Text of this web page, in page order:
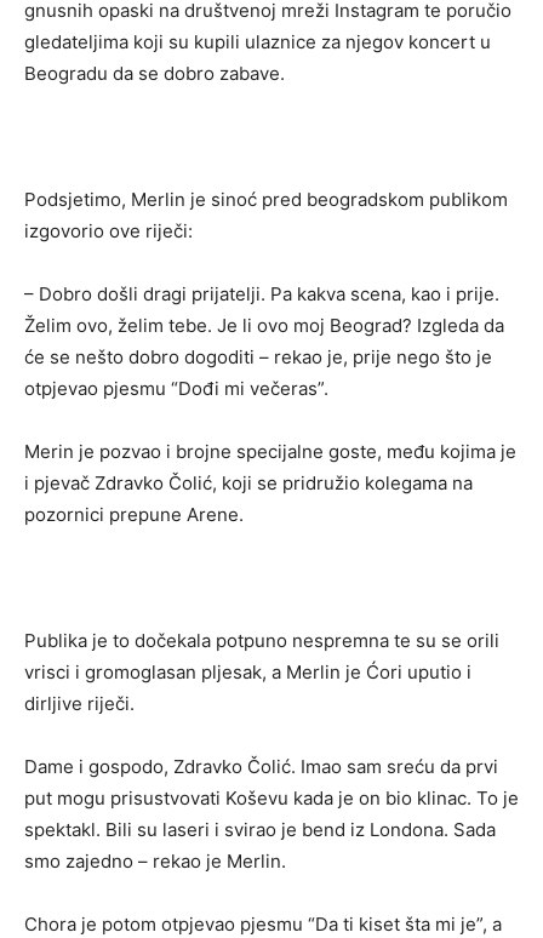
gnusnih opaski na društvenoj mreži Instagram te poručio
gledateljima koji su kupili ulaznice za njegov koncert u
Beogradu da se dobro zabave.
Podsjetimo, Merlin je sinoć pred beogradskom publikom
izgovorio ove riječi:
– Dobro došli dragi prijatelji. Pa kakva scena, kao i prije.
Želim ovo, želim tebe. Je li ovo moj Beograd? Izgleda da
će se nešto dobro dogoditi – rekao je, prije nego što je
otpjevao pjesmu “Dođi mi večeras”.
Merin je pozvao i brojne specijalne goste, među kojima je
i pjevač Zdravko Čolić, koji se pridružio kolegama na
pozornici prepune Arene.
Publika je to dočekala potpuno nespremna te su se orili
vrisci i gromoglasan pljesak, a Merlin je Ćori uputio i
dirljive riječi.
Dame i gospodo, Zdravko Čolić. Imao sam sreću da prvi
put mogu prisustvovati Koševu kada je on bio klinac. To je
spektakl. Bili su laseri i svirao je bend iz Londona. Sada
smo zajedno – rekao je Merlin.
Chora je potom otpjevao pjesmu “Da ti kiset šta mi je”, a